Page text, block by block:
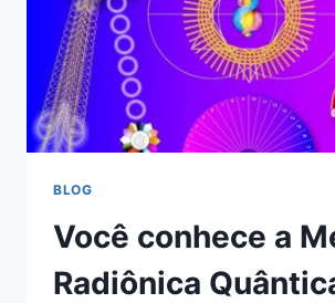
BLOG
Você conhece a
Radiônica